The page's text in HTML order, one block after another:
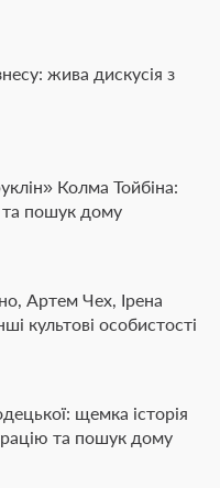
жива дискусія з
Колма Тойбіна:
та пошук дому
Артем Чех, Ірена
культові особистості
щемка історія
та пошук дому